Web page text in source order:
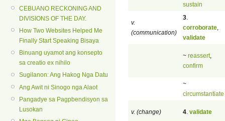
CEBUANO RECKONING AND
DIVISIONS OF THE DAY.
How Two Websites Helped Me
Finally Start Speaking Bisaya
Binuang uyamot ang konsepto
sa creatio ex nihilo
Sugilanon: Ang Hakog Nga Datu
Ang Awit ni Sinogo nga Alaot
Pangadye sa Pagpbendisyon sa
Lusokan
sustain
v.
(communication)
3
corroborate
validate
~ reassert,
confirm
~
circumstantiate
v. (change) 4 validate